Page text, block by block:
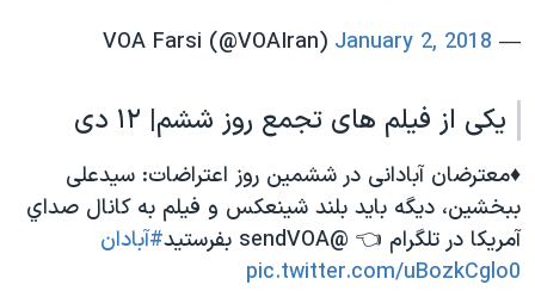
— VOA Farsi (@VOAIran)
January 2, 2018
یکی از فیلم های تجمع روز ششم| ۱۲ دی
♦️معترضان آبادانی در ششمین روز اعتراضات: سیدعلی
ببخشین، دیگه باید بلند شینعکس و فیلم به كانال صداي
آمريكا در تلگرام 👈 @sendVOA بفرستید
#آبادان
pic.twitter.com/uBozkCglo0